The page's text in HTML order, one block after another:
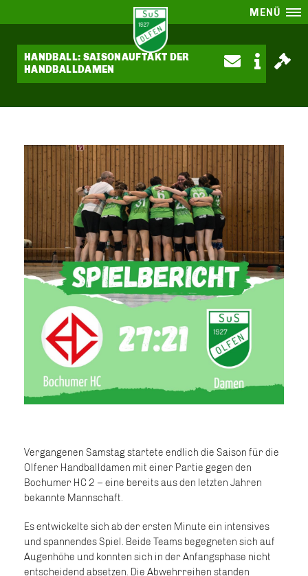
MENÜ
HANDBALL: SAISONAUFTAKT DER
HANDBALLDAMEN
Vergangenen Samstag startete endlich die Saison für die
Olfener Handballdamen mit einer Partie gegen den
Bochumer HC 2 – eine bereits aus den letzten Jahren
bekannte Mannschaft.
Es entwickelte sich ab der ersten Minute ein intensives
und spannendes Spiel. Beide Teams begegneten sich auf
Augenhöhe und konnten sich in der Anfangsphase nicht
entscheidend absetzen. Die Abwehrreihen standen